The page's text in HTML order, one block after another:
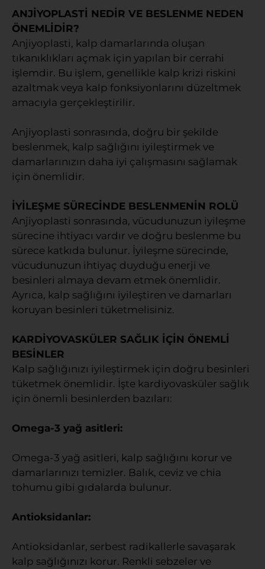
ANJİYOPLASTİ NEDİR VE BESLENME NEDEN
ÖNEMLİDİR?
Anjiyoplasti, kalp damarlarında oluşan
tıkanıklıkları açmak için yapılan bir cerrahi
işlemdir. Bu işlem, genellikle kalp krizi riskini
azaltmak veya kalp fonksiyonlarını düzeltmek
amacıyla gerçekleştirilir.
Anjiyoplasti sonrasında, doğru bir şekilde
beslenmek, kalp sağlığını iyileştirmek ve
damarlarınızın daha iyi çalışmasını sağlamak
için önemlidir.
İYİLEŞME SÜRECİNDE BESLENMENİN ROLÜ
Anjiyoplasti sonrasında, vücudunuzun iyileşme
sürecine ihtiyacı vardır ve doğru beslenme bu
sürece katkıda bulunur. İyileşme sürecinde,
vücudunuzun ihtiyaç duyduğu enerji ve
besinleri almaya devam etmek önemlidir.
Ayrıca, kalp sağlığını iyileştiren ve damarları
koruyan besinleri tüketmelisiniz.
KARDİYOVASKÜLER SAĞLIK İÇİN ÖNEMLİ
BESİNLER
Kalp sağlığınızı iyileştirmek için doğru besinleri
tüketmek önemlidir. İşte kardiyovasküler sağlık
için önemli besinlerden bazıları:
Omega-3 yağ asitleri:
Omega-3 yağ asitleri, kalp sağlığını korur ve
damarlarınızı temizler. Balık, ceviz ve chia
tohumu gibi gıdalarda bulunur.
Antioksidanlar:
Antioksidanlar, serbest radikallerle savaşarak
kalp sağlığınızı korur. Renkli sebzeler ve